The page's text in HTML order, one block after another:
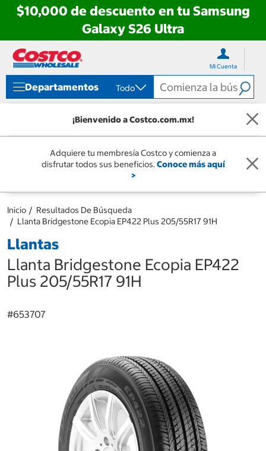
$10,000 de descuento en tu Samsung
Galaxy S26 Ultra
directo
contenido
directo
menú
navegación
Mi Cuenta
Departamentos Todo
¡Bienvenido a Costco.com.mx!
Adquiere tu membresía Costco y comienza a
disfrutar todos sus beneficios.Conoce más aquí
>
Inicio
Resultados De Búsqueda
Llanta Bridgestone Ecopia EP422 Plus 205/55R17 91H
Llantas
Llanta Bridgestone Ecopia EP422
Plus 205/55R17 91H
#653707